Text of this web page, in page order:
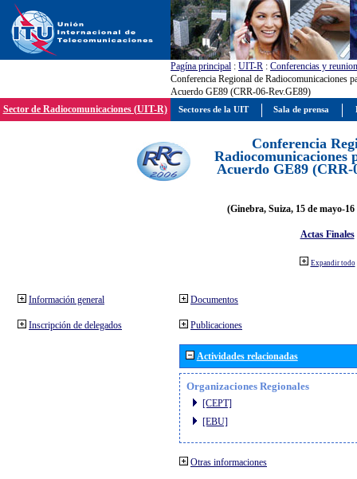
Pagína principal : UIT-R : Conferencias y
Conferencia Regional de Radiocomunicaciones
Acuerdo GE89 (CRR-06-Rev.GE89)
Sector de Radiocomunicaciones (UIT-R)
Conferencia
Radiocomunicaciones
Acuerdo GE89 (CRR-
(Ginebra, Suiza, 15 de mayo-
Actas Finales
Expandir todo
Información general
Inscripción de delegados
Documentos
Publicaciones
Actividades relacionadas
Organizaciones Regionales
[CEPT]
[EBU]
Otras informaciones
Sectores de la UIT Sala de prensa